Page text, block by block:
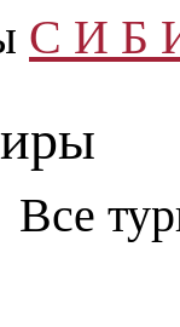
С И Б
Все